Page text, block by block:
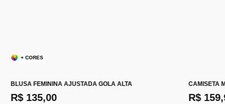
+ CORES
BLUSA FEMININA AJUSTADA GOLA ALTA
R$ 135,00
CAMISETA
R$